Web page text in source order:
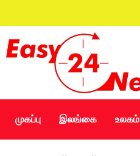
முகப்பு இலங்கை உலகம்